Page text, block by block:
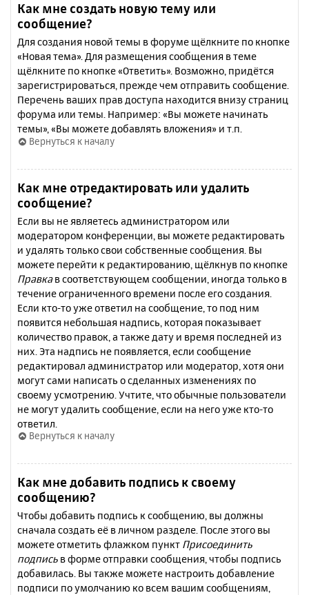
Как мне создать новую тему или
сообщение?
Для создания новой темы в форуме щёлкните по кнопке
«Новая тема». Для размещения сообщения в теме
щёлкните по кнопке «Ответить». Возможно, придётся
зарегистрироваться, прежде чем отправить сообщение.
Перечень ваших прав доступа находится внизу страниц
форума или темы. Например: «Вы можете начинать
темы», «Вы можете добавлять вложения» и т.п.
Вернуться к началу
Как мне отредактировать или удалить
сообщение?
Если вы не являетесь администратором или
модератором конференции, вы можете редактировать
и удалять только свои собственные сообщения. Вы
можете перейти к редактированию, щёлкнув по кнопке
Правкав соответствующем сообщении, иногда только в
течение ограниченного времени после его создания.
Если кто-то уже ответил на сообщение, то под ним
появится небольшая надпись, которая показывает
количество правок, а также дату и время последней из
них. Эта надпись не появляется, если сообщение
редактировал администратор или модератор, хотя они
могут сами написать о сделанных изменениях по
своему усмотрению. Учтите, что обычные пользователи
не могут удалить сообщение, если на него уже кто-то
ответил.
Вернуться к началу
Как мне добавить подпись к своему
сообщению?
Чтобы добавить подпись к сообщению, вы должны
сначала создать её в личном разделе. После этого вы
можете отметить флажком пункт Присоединить
подпись в форме отправки сообщения, чтобы подпись
добавилась. Вы также можете настроить добавление
подписи по умолчанию ко всем вашим сообщениям,